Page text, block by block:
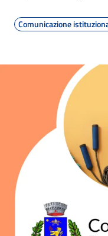
Comunicazione